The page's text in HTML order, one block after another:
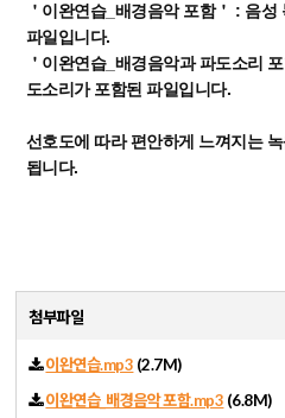
＇이완연습_배경음악 포함＇ : 음
파일입니다.
＇이완연습_배경음악과 파도소리
도소리가 포함된 파일입니다.
선호도에 따라 편안하게 느껴지는
됩니다.
첨부파일
이완연습.mp3 (2.7M)
이완연습_배경음악 포함.mp3 (6.8M)